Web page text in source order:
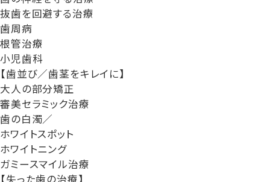
抜歯を回避する治療
歯周病
根管治療
小児歯科
【歯並び／歯茎をキレイに】
大人の部分矯正
審美セラミック治療
歯の白濁／
ホワイトスポット
ホワイトニング
ガミースマイル治療
【失った歯の治療】